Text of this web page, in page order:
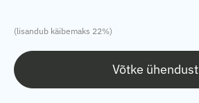
(lisandub käibemaks 22%)
Võtke ühendust